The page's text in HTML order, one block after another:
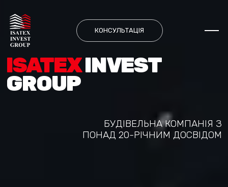
content
КОНСУЛЬТАЦІЯ
ISATEXINVEST
GROUP
БУДІВЕЛЬНА КОМПАНІЯ З
ПОНАД 20-РІЧНИМ ДОСВІДОМ